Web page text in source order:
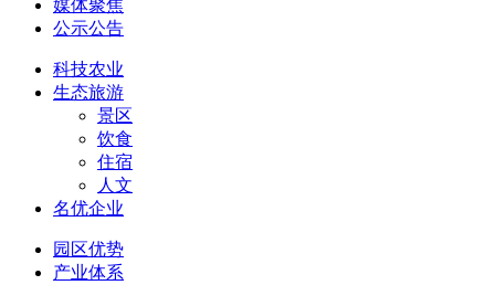
媒体聚焦
公示公告
科技农业
生态旅游
景区
饮食
住宿
人文
名优企业
园区优势
产业体系